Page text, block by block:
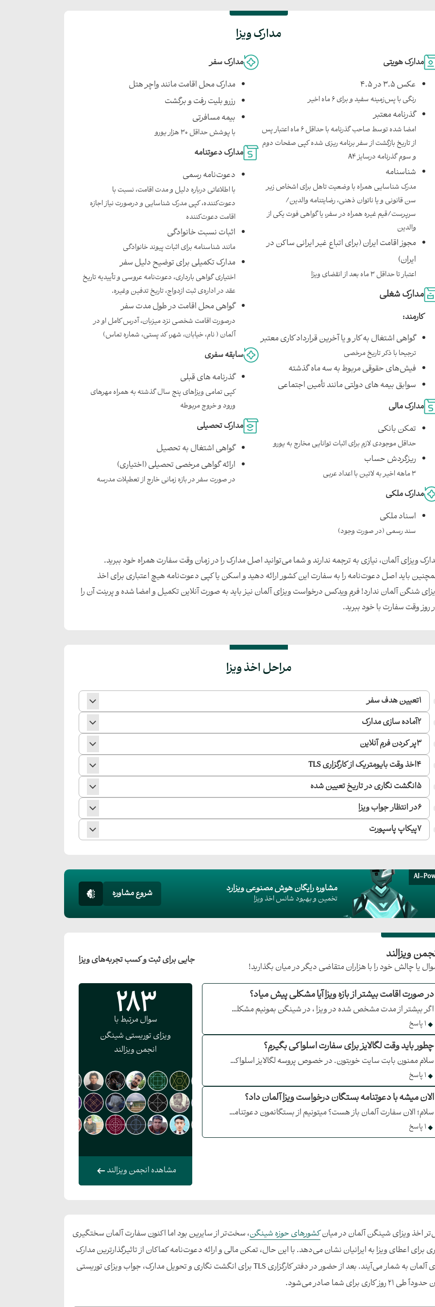
مدارک ویزا
مدارک هویتی
عکس ۳.۵ در ۴.۵
رنگی با پس‌زمینه سفید و برای ۶ ماه اخیر
گذرنامه معتبر
امضا شده توسط صاحب گذرنامه با حداقل ۶ ماه اعتبار پس
از تاریخ بازگشت از سفر برنامه ‌ریزی شده کپی صفحات دوم
و سوم گذرنامه درسایز A4
شناسنامه
مدرک شناسایی همراه با وضعیت تاهل برای اشخاص زیر
سن قانونی و یا ناتوان ذهنی، رضایتنامه والدین/
سرپرست/قیم غیره همراه در سفر، یا گواهی فوت یکی از
والدین
مجوز اقامت ایران (برای اتباع غیر ایرانی‌ ساکن در
ایران)
اعتبار تا حداقل ۳ ماه بعد از انقضای ویزا
مدارک شغلی
کارمند:
گواهی اشتغال به کار و یا آخرین قرارداد کاری معتبر
ترجیحا با ذکر تاریخ مرخصی
فیش‌های حقوقی مربوط به سه ماه گذشته
سوابق بیمه های دولتی مانند تأمین اجتماعی
مدارک مالی
تمکن بانکی
حداقل موجودی لازم برای اثبات توانایی مخارج به یورو
ریزگردش حساب
3 ماهه اخیر به لاتین با اعداد عربی
مدارک ملکی
اسناد ملکی
سند رسمی (در صورت وجود)
مدارک سفر
مدارک محل اقامت مانند واچر هتل
رزرو بلیت رفت و برگشت
بیمه مسافرتی
با پوشش حداقل 30 هزار یورو
مدارک دعوتنامه
دعوت‌نامه رسمی
با اطلاعاتی درباره دلیل و مدت اقامت، نسبت با
دعوت‌کننده، کپی مدرک شناسایی و درصورت نیاز اجازه
اقامت دعوت‌کننده
اثبات نسبت خانوادگی
مانند شناسنامه برای اثبات پیوند خانوادگی
مدارک تکمیلی برای توضیح دلیل سفر
اختیاری گواهی بارداری، دعوت‌نامه عروسی و تأییدیه تاریخ
عقد در اداره‌ی ثبت ازدواج، تاریخ تدفین وغیره.
گواهی محل اقامت در طول مدت سفر
درصورت اقامت شخصی نزد میزبان، آدرس کامل او در
آلمان ( نام، خیابان، شهر، کد پستی، شماره تماس)
سابقه سفری
گذرنامه های قبلی
کپی تمامی ویزاهای پنج سال گذشته به همراه مهرهای
ورود و خروج مربوطه
مدارک تحصیلی
گواهی اشتغال به تحصیل
ارائه‌ گواهی مرخصی تحصیلی (اختیاری)
در صورت سفر در بازه زمانی خارج از تعطیلات مدرسه
ویزای آلمان، نیازی به ترجمه ندارند و شما می‌توانید اصل مدارک را در زمان وقت سفارت همراه خود ببرید.
باید اصل دعوت‌نامه را به سفارت این کشور ارائه دهید و اسکن یا کپی دعوت‌نامه هیچ اعتباری برای اخذ
شنگن آلمان ندارد! فرم ویدکس درخواست ویزای آلمان نیز باید به صورت آنلاین تکمیل و امضا شده و پرینت آن را
روز وقت سفارت با خود ببرید.
مراحل اخذ ویزا
1تعیین هدف سفر
2آماده سازی مدارک
3پر کردن فرم آنلاین
4اخذ وقت بایومتریک از کارگزاری TLS
5انگشت نگاری در تاریخ تعیین شده
6در انتظار جواب ویزا
7پیکاپ پاسپورت
AI-
مشاوره رایگان هوش مصنوعی ویزارد
تخمین و بهبود شانس اخذ ویزا شروع مشاوره
ویزالند
یا چالش خود را با هزاران متقاضی دیگر در میان بگذارید!
جایی برای ثبت و کسب تجربه‌های ویزا
در صورت اقامت بیشتر از بازه ویزا آیا مشکلی پیش میاد؟
اگر بیشتر از مدت مشخص شده در ویزا ، در شینگن بمونیم مشکلی به وجود میاد؟
1 پاسخ
چطور باید وقت لگالایز برای سفارت اسلواکی بگیرم؟
سلام ممنون بابت سایت خوبتون. در خصوص پروسه لگالایز اسلواکی سوال داشتم. برای گرفتن وقت چطور باید اقدام کرد؟
1 پاسخ
الان میشه با دعوتنامه بستگان درخواست ویزا آلمان داد؟
سلام؛ الان سفارت آلمان باز هست؟ میتونیم از بستگانمون دعوتنامه بگیریم و درخواست ویزا بدیم؟ ویزادهی بعد جنگ چطوره؟
1 پاسخ
283
سوال مرتبط با
ویزای توریستی شینگن
انجمن ویزالند
مشاهده انجمن ویزالند
اخذ ویزای شینگن آلمان در میانکشور‌های حوزه شینگن، سخت‌تر از سایرین بود اما اکنون سفارت آلمان سختگیری
برای اعطای ویزا به ایرانیان نشان می‌دهد. با این حال، تمکن مالی و ارائه دعوت‌نامه کماکان از تاثیرگذارترین مدارک
ویزای آلمان به شمار می‌آیند. بعد از حضور در دفتر کارگزاری TLS برای انگشت نگاری و تحویل مدارک، جواب ویزای توریستی
۲۱ روز کاری برای شما صادر می‌شود.